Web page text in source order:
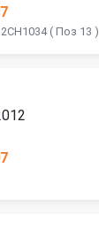
( Поз 13 )